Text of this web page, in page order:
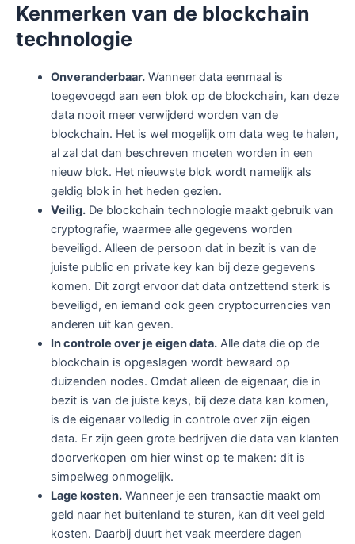
Kenmerken van de blockchain
technologie
Onveranderbaar.Wanneer data eenmaal is
toegevoegd aan een blok op de blockchain, kan deze
data nooit meer verwijderd worden van de
blockchain. Het is wel mogelijk om data weg te halen,
al zal dat dan beschreven moeten worden in een
nieuw blok. Het nieuwste blok wordt namelijk als
geldig blok in het heden gezien.
Veilig.De blockchain technologie maakt gebruik van
cryptografie, waarmee alle gegevens worden
beveiligd. Alleen de persoon dat in bezit is van de
juiste public en private key kan bij deze gegevens
komen. Dit zorgt ervoor dat data ontzettend sterk is
beveiligd, en iemand ook geen cryptocurrencies van
anderen uit kan geven.
In controle over je eigen data.Alle data die op de
blockchain is opgeslagen wordt bewaard op
duizenden nodes. Omdat alleen de eigenaar, die in
bezit is van de juiste keys, bij deze data kan komen,
is de eigenaar volledig in controle over zijn eigen
data. Er zijn geen grote bedrijven die data van klanten
doorverkopen om hier winst op te maken: dit is
simpelweg onmogelijk.
Lage kosten.Wanneer je een transactie maakt om
geld naar het buitenland te sturen, kan dit veel geld
kosten. Daarbij duurt het vaak meerdere dagen